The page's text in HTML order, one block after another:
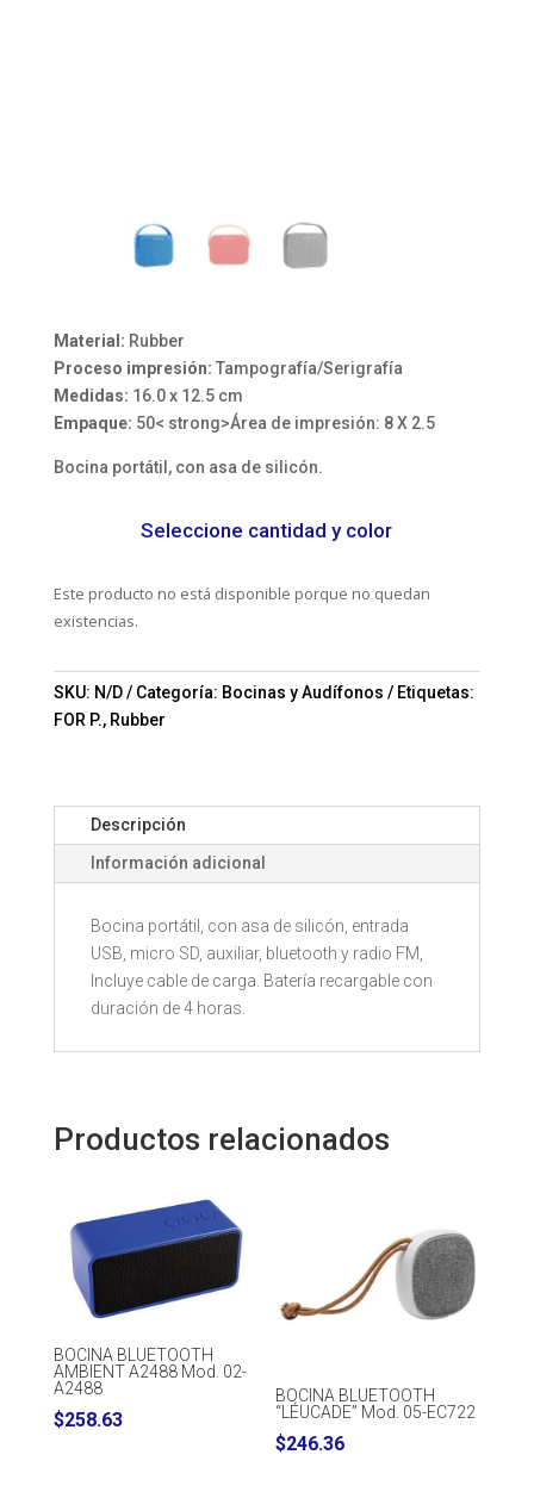
Material: Rubber
Proceso impresión: Tampografía/Serigrafía
Medidas: 16.0 x 12.5 cm
Empaque: 50< strong>Área de impresión: 8 X 2.5
Bocina portátil, con asa de silicón.
Seleccione cantidad y color
Este producto no está disponible porque no quedan
existencias.
SKU: N/D Categoría: Bocinas y Audífonos
Etiquetas:
FOR P., Rubber
Descripción
Información adicional
Bocina portátil, con asa de silicón, entrada
USB, micro SD, auxiliar, bluetooth y radio FM,
Incluye cable de carga. Batería recargable con
duración de 4 horas.
Productos relacionados
BOCINA BLUETOOTH
AMBIENT A2488 Mod. 02-
A2488
$258.63
BOCINA BLUETOOTH
“LÉUCADE” Mod. 05-EC722
$246.36